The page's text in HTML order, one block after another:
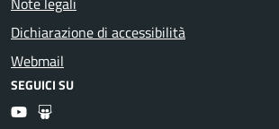
Dichiarazione di accessibilità
Webmail
SEGUICI SU
YoutubeSlideshare